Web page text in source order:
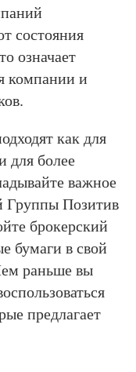
состояния
означает
компании и
как для
для более
важное
Группы Позитив
брокерский
бумаги в свой
раньше вы
предлагает